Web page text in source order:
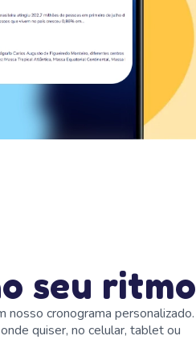
seu ritmo
nosso cronograma personalizado.
quiser, no celular, tablet ou